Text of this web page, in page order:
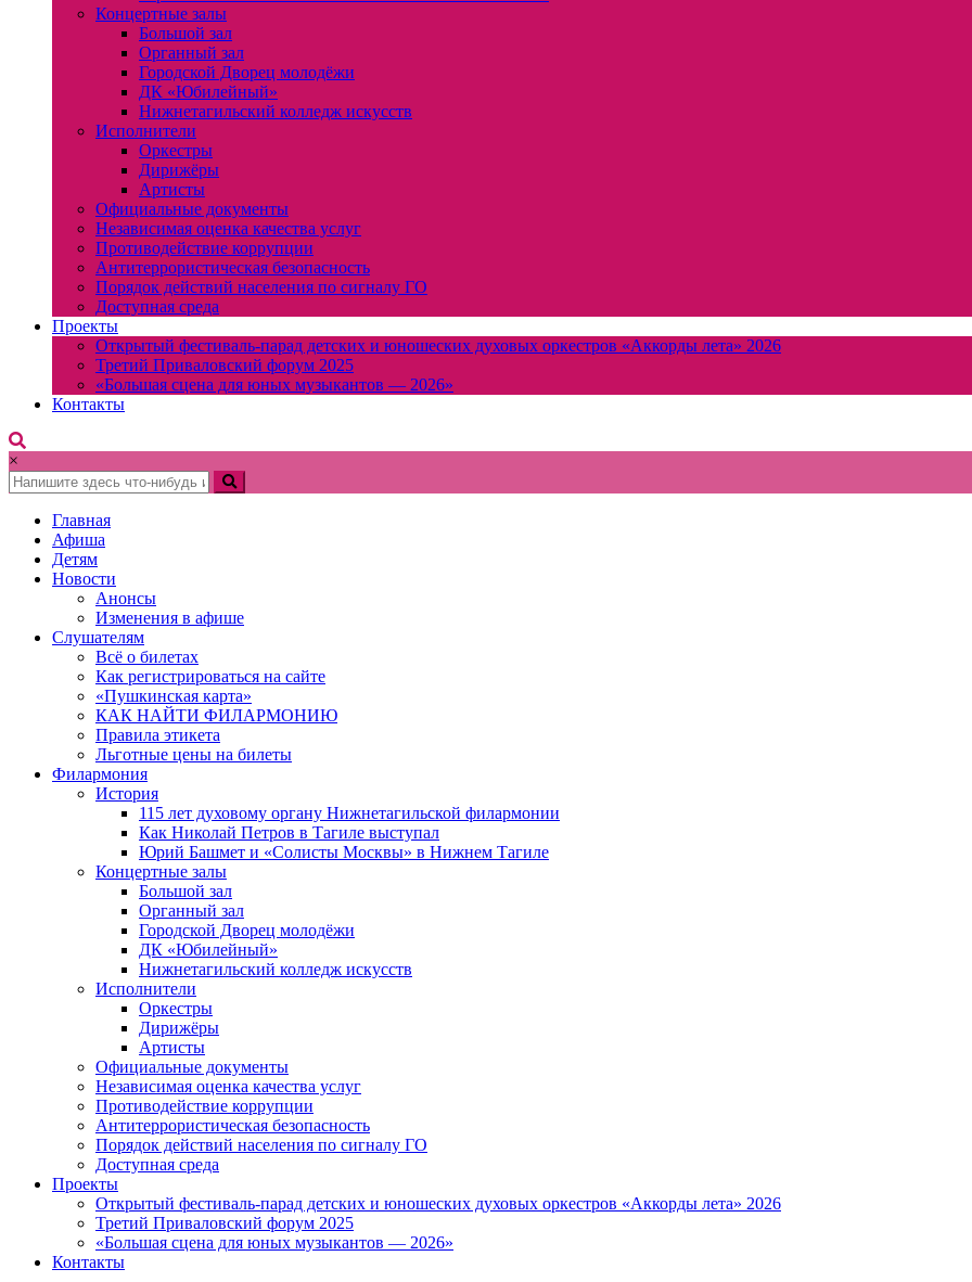
Концертные залы
Большой зал
Органный зал
Городской Дворец молодёжи
ДК «Юбилейный»
Нижнетагильский колледж искусств
Исполнители
Оркестры
Дирижёры
Артисты
Официальные документы
Независимая оценка качества услуг
Противодействие коррупции
Антитеррористическая безопасность
Порядок действий населения по сигналу ГО
Доступная среда
Проекты
Открытый фестиваль-парад детских и юношеских духовых оркестров «Аккорды лета» 2026
Третий Приваловский форум 2025
«Большая сцена для юных музыкантов — 2026»
Контакты
×
Главная
Афиша
Детям
Новости
Анонсы
Изменения в афише
Слушателям
Всё о билетах
Как регистрироваться на сайте
«Пушкинская карта»
КАК НАЙТИ ФИЛАРМОНИЮ
Правила этикета
Льготные цены на билеты
Филармония
История
115 лет духовому органу Нижнетагильской филармонии
Как Николай Петров в Тагиле выступал
Юрий Башмет и «Солисты Москвы» в Нижнем Тагиле
Концертные залы
Большой зал
Органный зал
Городской Дворец молодёжи
ДК «Юбилейный»
Нижнетагильский колледж искусств
Исполнители
Оркестры
Дирижёры
Артисты
Официальные документы
Независимая оценка качества услуг
Противодействие коррупции
Антитеррористическая безопасность
Порядок действий населения по сигналу ГО
Доступная среда
Проекты
Открытый фестиваль-парад детских и юношеских духовых оркестров «Аккорды лета» 2026
Третий Приваловский форум 2025
«Большая сцена для юных музыкантов — 2026»
Контакты